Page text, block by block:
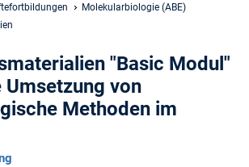
Molekularbiologie (ABE)
"Basic Modul"
von
Methoden im